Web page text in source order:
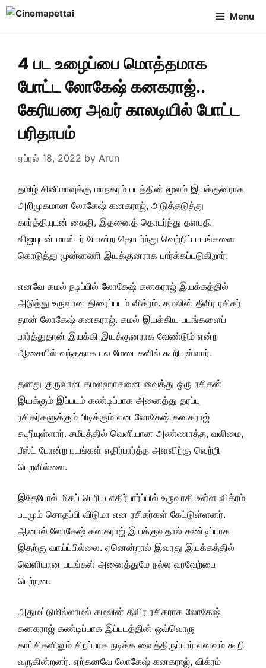
Skip
Menu
4 பட உழைப்பை மொத்தமாக
போட்ட லோகேஷ் கனகராஜ்..
கேரியரை அவர் காலடியில் போட்ட
பரிதாபம்
ஏப்ரல் 18, 2022 by Arun
தமிழ் சினிமாவுக்கு மாநகரம் படத்தின் மூலம் இயக்குனராக
அறிமுகமான லோகேஷ் கனகராஜ், அடுத்தடுத்து
கார்த்தியுடன் கைதி, இதனைத் தொடர்ந்து தளபதி
விஜயுடன் மாஸ்டர் போன்ற தொடர்ந்து வெற்றிப் படங்களை
கொடுத்து முன்னணி இயக்குனராக பார்க்கப்படுகிறார்.
எனவே கமல் நடிப்பில் லோகேஷ் கனகராஜ் இயக்கத்தில்
அடுத்து உருவான திரைப்படம் விக்ரம். கமலின் தீவிர ரசிகர்
தான் லோகேஷ் கனகராஜ். கமல் இயக்கிய படங்களைப்
பார்த்துதான் இயக்கி இயக்குனராக வேண்டும் என்ற
ஆசையில் வந்ததாக பல மேடைகளில் கூறியுள்ளார்.
தனது குருவான கமலஹாசனை வைத்து ஒரு ரசிகன்
இயக்கும் இப்படம் கண்டிப்பாக அனைத்து தரப்பு
ரசிகர்களுக்கும் பிடிக்கும் என லோகேஷ் கனகராஜ்
கூறியுள்ளார். சமீபத்தில் வெளியான அண்ணாத்த, வலிமை,
பீஸ்ட் போன்ற படங்கள் எதிர்பார்த்த அளவிற்கு வெற்றி
பெறவில்லை.
இதேபோல் மிகப் பெரிய எதிர்பார்ப்பில் உருவாகி உள்ள விக்ரம்
படமும் சொதப்பி விடுமா என ரசிகர்கள் கேட்டுள்ளனர்.
ஆனால் லோகேஷ் கனகராஜ் இயக்குவதால் கண்டிப்பாக
இதற்கு வாய்ப்பில்லை. ஏனென்றால் இவரது இயக்கத்தில்
வெளியான படங்கள் அனைத்துமே நல்ல வரவேற்பை
பெற்றன.
அதுமட்டுமில்லாமல் கமலின் தீவிர ரசிகராக லோகேஷ்
கனகராஜ் கண்டிப்பாக இப்படத்தின் ஒவ்வொரு
காட்சிகளிலும் சிறப்பாக நடிக்க வைத்திருப்பார் எனவும் கூறி
வருகின்றனர். ஏற்கனவே லோகேஷ் கனகராஜ், விக்ரம்